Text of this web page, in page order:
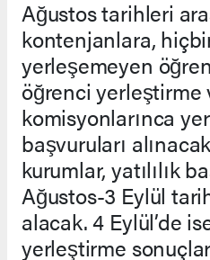
Ağustos tarihleri
kontenjanlara,
yerleşemeyen
öğrenci yerleştirme
komisyonlarınca
başvuruları
kurumlar, yatılılık
Ağustos-3 Eylül
alacak. 4 Eylül’de
yerleştirme